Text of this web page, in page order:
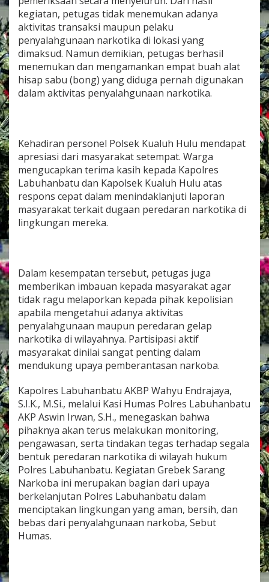
B
a
r
a
n
g
B
kegiatan, petugas tidak menemukan adanya
aktivitas transaksi maupun pelaku
penyalahgunaan narkotika di lokasi yang
dimaksud. Namun demikian, petugas berhasil
menemukan dan mengamankan empat buah alat
hisap sabu (bong) yang diduga pernah digunakan
dalam aktivitas penyalahgunaan narkotika.
Kehadiran personel Polsek Kualuh Hulu mendapat
apresiasi dari masyarakat setempat. Warga
mengucapkan terima kasih kepada Kapolres
Labuhanbatu dan Kapolsek Kualuh Hulu atas
respons cepat dalam menindaklanjuti laporan
masyarakat terkait dugaan peredaran narkotika di
lingkungan mereka.
Dalam kesempatan tersebut, petugas juga
memberikan imbauan kepada masyarakat agar
tidak ragu melaporkan kepada pihak kepolisian
apabila mengetahui adanya aktivitas
penyalahgunaan maupun peredaran gelap
narkotika di wilayahnya. Partisipasi aktif
masyarakat dinilai sangat penting dalam
mendukung upaya pemberantasan narkoba.
Kapolres Labuhanbatu AKBP Wahyu Endrajaya,
S.I.K., M.Si., melalui Kasi Humas Polres Labuhanbatu
AKP Aswin Irwan, S.H., menegaskan bahwa
pihaknya akan terus melakukan monitoring,
pengawasan, serta tindakan tegas terhadap segala
bentuk peredaran narkotika di wilayah hukum
Polres Labuhanbatu. Kegiatan Grebek Sarang
Narkoba ini merupakan bagian dari upaya
berkelanjutan Polres Labuhanbatu dalam
menciptakan lingkungan yang aman, bersih, dan
bebas dari penyalahgunaan narkoba, Sebut
Humas.